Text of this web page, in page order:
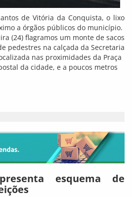
de Vitória da Conquista, o lixo
a órgãos públicos do município.
(24) flagramos um monte de sacos
pedestres na calçada da Secretaria
nas proximidades da Praça
da cidade, e a poucos metros
esquema de